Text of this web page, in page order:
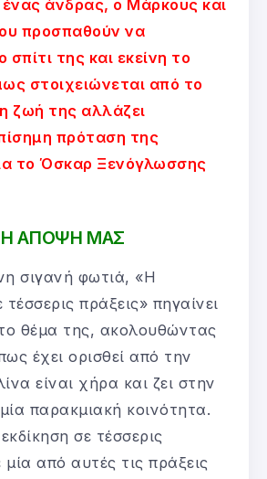
άνδρας, ο Μάρκους και
προσπαθούν να
της και εκείνη το
στοιχειώνεται από το
ζωή της αλλάζει
πρόταση της
το Όσκαρ Ξενόγλωσσης
Η ΑΠΟΨΗ ΜΑΣ
σιγανή φωτιά, «Η
πράξεις» πηγαίνει
θέμα της, ακολουθώντας
έχει ορισθεί από την
είναι χήρα και ζει στην
παρακμιακή κοινότητα.
σε τέσσερις
από αυτές τις πράξεις